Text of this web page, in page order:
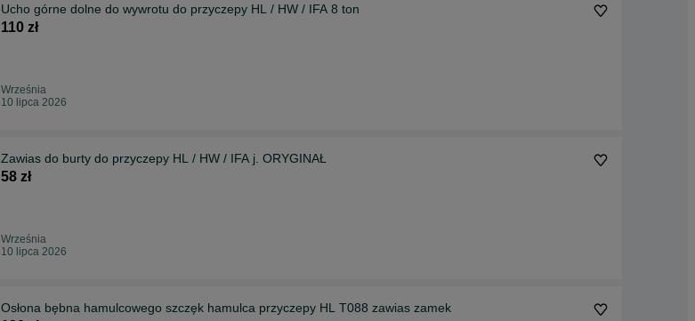
Ucho górne dolne do wywrotu do przyczepy HL / HW / IFA 8 ton
110 zł
Września
10 lipca 2026
Zawias do burty do przyczepy HL / HW / IFA j. ORYGINAŁ
58 zł
Września
10 lipca 2026
Osłona bębna hamulcowego szczęk hamulca przyczepy HL T088 zawias zamek